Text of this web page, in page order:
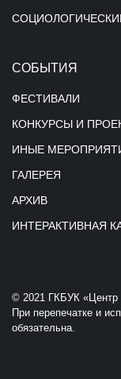
СОБЫТИЯ
ФЕСТИВАЛИ
КОНКУРСЫ И
ИНЫЕ
ГАЛЕРЕЯ
АРХИВ
ИНТЕРАКТИВНАЯ
© 2021 ГКБУК «Центр
При перепечатке и
обязательна.